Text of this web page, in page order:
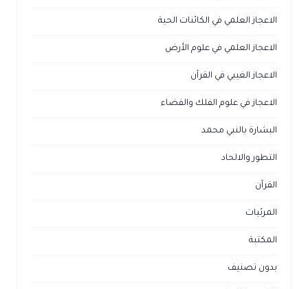
الاعجاز العلمي في الكائنات الحية
الاعجاز العلمي في علوم الأرض
الاعجاز الغيبي في القرآن
الاعجاز في علوم الفلك والفضاء
البشارة بالنبي محمد
التطور والالحاد
القرآن
المرئيات
المكتبة
بدون تصنيف